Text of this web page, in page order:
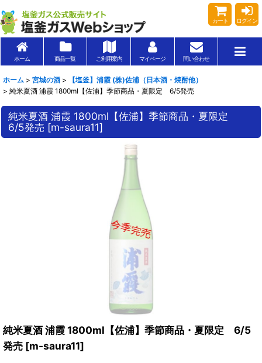
カート ログイン
ホーム 商品一覧 ご利用案内 マイページ 問い合わせ
ホーム > 宮城の酒 >
【塩釜】浦霞 (株)佐浦（日本酒・焼酎他）
> 純米夏酒 浦霞 1800ml【佐浦】季節商品・夏限定 6/5発売
純米夏酒 浦霞 1800ml【佐浦】季節商品・夏限定
6/5発売 [m-saura11]
純米夏酒 浦霞 1800ml【佐浦】季節商品・夏限定 6/5
発売 [m-saura11]